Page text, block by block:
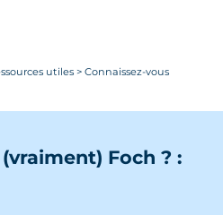
utiles > Connaissez-vous
Foch ? :